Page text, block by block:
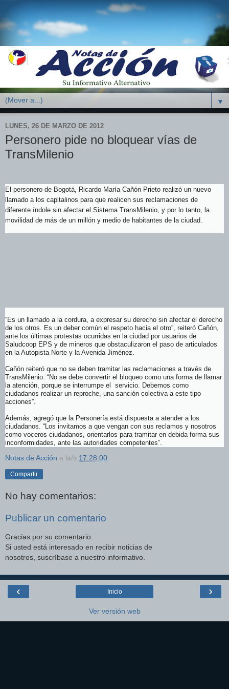
▼
LUNES, 26 DE MARZO DE 2012
Personero pide no bloquear vías de
TransMilenio
El personero de Bogotá, Ricardo María Cañón Prieto realizó un nuevo
llamado a los capitalinos para que realicen sus reclamaciones de
diferente índole sin afectar el Sistema TransMilenio, y por lo tanto, la
movilidad de más de un millón y medio de habitantes de la ciudad.
“Es un llamado a la cordura, a expresar su derecho sin afectar el derecho
de los otros. Es un deber común el respeto hacia el otro”, reiteró Cañón,
ante los últimas protestas ocurridas en la ciudad por usuarios de
Saludcoop EPS y de mineros que obstaculizaron el paso de articulados
en la Autopista Norte y la Avenida Jiménez.
Cañón reiteró que no se deben tramitar las reclamaciones a través de
TransMilenio. “No se debe convertir el bloqueo como una forma de llamar
la atención, porque se interrumpe el servicio. Debemos como
ciudadanos realizar un reproche, una sanción colectiva a este tipo
acciones”.
Además, agregó que la Personería está dispuesta a atender a los
ciudadanos. “Los invitamos a que vengan con sus reclamos y nosotros
como voceros ciudadanos, orientarlos para tramitar en debida forma sus
inconformidades, ante las autoridades competentes”.
Notas de Acción a la/s 17:28:00
Compartir
No hay comentarios:
Publicar un comentario
Gracias por su comentario.
Si usted está interesado en recibir noticias de
nosotros, suscríbase a nuestro informativo.
‹ ›
Inicio
Ver versión web